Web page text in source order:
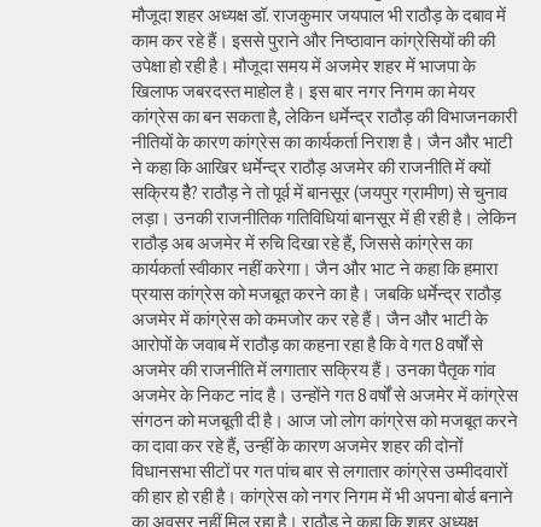
मौजूदा शहर अध्यक्ष डॉ. राजकुमार जयपाल भी राठौड़ के दबाव में
काम कर रहे हैं। इससे पुराने और निष्ठावान कांग्रेसियों की की
उपेक्षा हो रही है। मौजूदा समय में अजमेर शहर में भाजपा के
खिलाफ जबरदस्त माहोल है। इस बार नगर निगम का मेयर
कांग्रेस का बन सकता है, लेकिन धर्मेन्द्र राठौड़ की विभाजनकारी
नीतियों के कारण कांग्रेस का कार्यकर्ता निराश है। जैन और भाटी
ने कहा कि आखिर धर्मेन्द्र राठौड़ अजमेर की राजनीति में क्यों
सक्रिय हैै? राठौड़ ने तो पूर्व में बानसूर (जयपुर ग्रामीण) से चुनाव
लड़ा। उनकी राजनीतिक गतिविधियां बानसूर में ही रही है। लेकिन
राठौड़ अब अजमेर में रुचि दिखा रहे हैं, जिससे कांग्रेस का
कार्यकर्ता स्वीकार नहीं करेगा। जैन और भाट ने कहा कि हमारा
प्रयास कांग्रेस को मजबूत करने का है। जबकि धर्मेन्द्र राठौड़
अजमेर में कांग्रेस को कमजोर कर रहे हैं। जैन और भाटी के
आरोपों के जवाब में राठौड़ का कहना रहा है कि वे गत 8 वर्षों से
अजमेर की राजनीति में लगातार सक्रिय हैं। उनका पैतृक गांव
अजमेर के निकट नांद है। उन्होंने गत 8 वर्षों से अजमेर में कांग्रेस
संगठन को मजबूती दी है। आज जो लोग कांग्रेस को मजबूत करने
का दावा कर रहे हैं, उन्हीं के कारण अजमेर शहर की दोनों
विधानसभा सीटों पर गत पांच बार से लगातार कांग्रेस उम्मीदवारों
की हार हो रही है। कांग्रेस को नगर निगम में भी अपना बोर्ड बनाने
का अवसर नहीं मिल रहा है। राठौड़ ने कहा कि शहर अध्यक्ष